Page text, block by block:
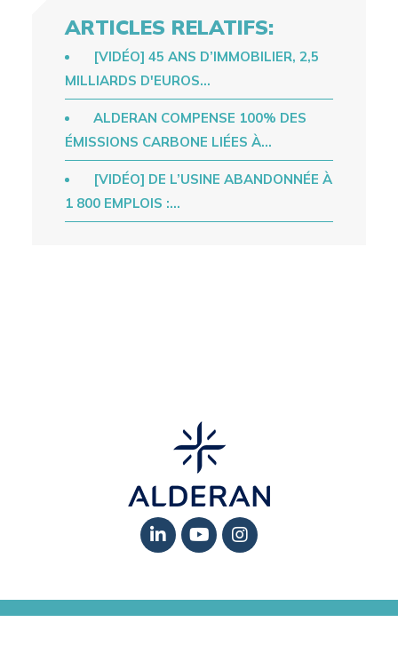
ARTICLES RELATIFS:
[VIDÉO] 45 ANS D’IMMOBILIER, 2,5
MILLIARDS D'EUROS…
ALDERAN COMPENSE 100% DES
ÉMISSIONS CARBONE LIÉES À…
[VIDÉO] DE L’USINE ABANDONNÉE À
1 800 EMPLOIS :…